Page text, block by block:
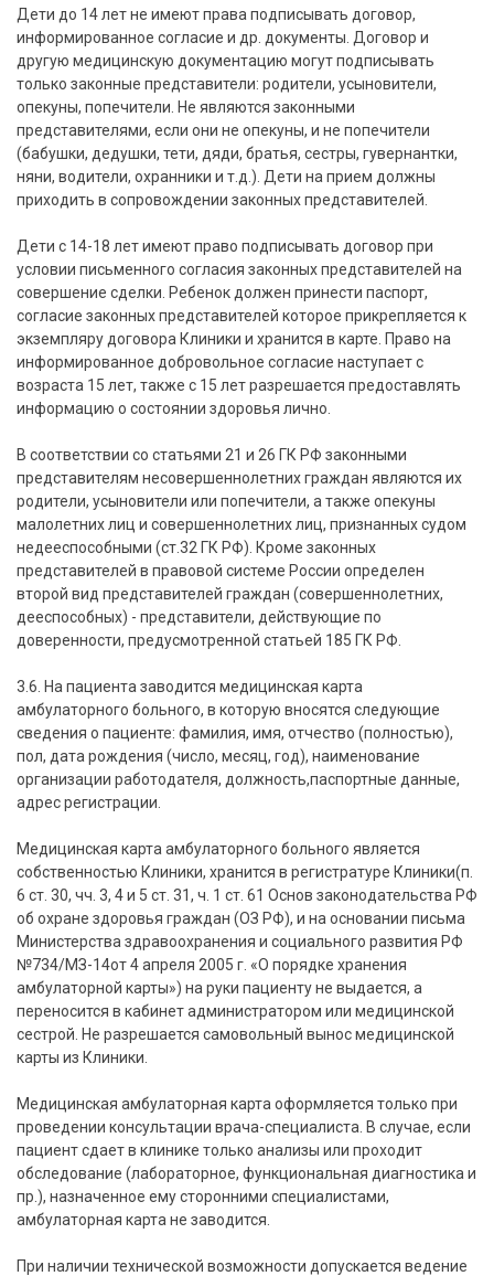
Дети до 14 лет не имеют права подписывать договор,
информированное согласие и др. документы. Договор и
другую медицинскую документацию могут подписывать
только законные представители: родители, усыновители,
опекуны, попечители. Не являются законными
представителями, если они не опекуны, и не попечители
(бабушки, дедушки, тети, дяди, братья, сестры, гувернантки,
няни, водители, охранники и т.д.). Дети на прием должны
приходить в сопровождении законных представителей.
Дети с 14-18 лет имеют право подписывать договор при
условии письменного согласия законных представителей на
совершение сделки. Ребенок должен принести паспорт,
согласие законных представителей которое прикрепляется к
экземпляру договора Клиники и хранится в карте. Право на
информированное добровольное согласие наступает с
возраста 15 лет, также с 15 лет разрешается предоставлять
информацию о состоянии здоровья лично.
В соответствии со статьями 21 и 26 ГК РФ законными
представителям несовершеннолетних граждан являются их
родители, усыновители или попечители, а также опекуны
малолетних лиц и совершеннолетних лиц, признанных судом
недееспособными (ст.32 ГК РФ). Кроме законных
представителей в правовой системе России определен
второй вид представителей граждан (совершеннолетних,
дееспособных) - представители, действующие по
доверенности, предусмотренной статьей 185 ГК РФ.
3.6. На пациента заводится медицинская карта
амбулаторного больного, в которую вносятся следующие
сведения о пациенте: фамилия, имя, отчество (полностью),
пол, дата рождения (число, месяц, год), наименование
организации работодателя, должность,паспортные данные,
адрес регистрации.
Медицинская карта амбулаторного больного является
собственностью Клиники, хранится в регистратуре Клиники(п.
6 ст. 30, чч. 3, 4 и 5 ст. 31, ч. 1 ст. 61 Основ законодательства РФ
об охране здоровья граждан (ОЗ РФ), и на основании письма
Министерства здравоохранения и социального развития РФ
№734/МЗ-14от 4 апреля 2005 г. «О порядке хранения
амбулаторной карты») на руки пациенту не выдается, а
переносится в кабинет администратором или медицинской
сестрой. Не разрешается самовольный вынос медицинской
карты из Клиники.
Медицинская амбулаторная карта оформляется только при
проведении консультации врача-специалиста. В случае, если
пациент сдает в клинике только анализы или проходит
обследование (лабораторное, функциональная диагностика и
пр.), назначенное ему сторонними специалистами,
амбулаторная карта не заводится.
При наличии технической возможности допускается ведение